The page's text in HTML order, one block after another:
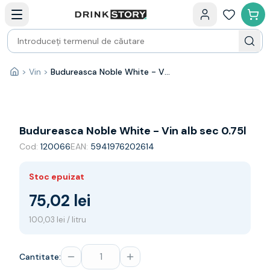
Bauturi fine — selectie
Produse Noi
Cosuri cadou
Pachete & Cadouri
Vin
Franta
Spania
Australia
Germania
Noua Zeelanda
Prosecco
Acasă
> Vin > Budureasca Noble White - Vin alb sec 0.75l
Budureasca Noble White - Vin alb sec 0.75l
Cod: 120066EAN: 5941976202614
Stoc epuizat
75,02 lei
100,03 lei / litru
Cantitate: